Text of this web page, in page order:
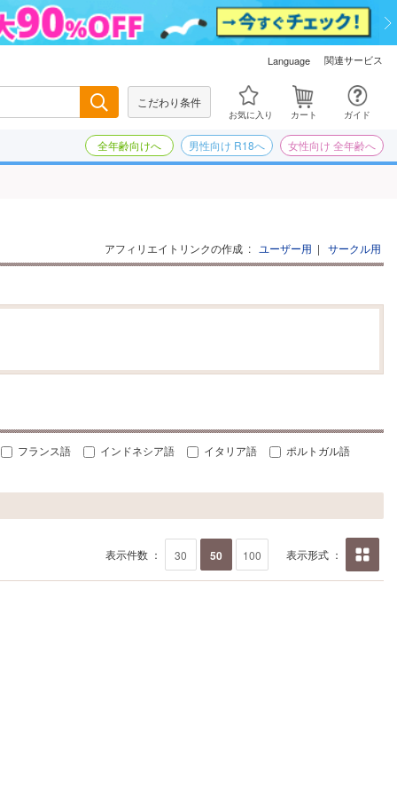
Language 関連サービス
こだわり条件
お気に入り カート ガイド
全年齢向けへ 男性向け R18へ 女性向け 全年齢へ
アフィリエイトリンクの作成 : ユーザー用 | サークル用
フランス語 インドネシア語 イタリア語
ポルトガル語
表示形式 ：
画像の
30 50 100
表示件数 ：